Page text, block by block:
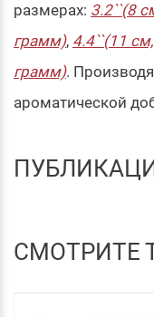
размерах: 3.2``(8
грамм), 4.4``(11
грамм).
ароматической
СМОТРИТЕ